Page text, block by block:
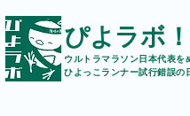
ぴよラボ！
ウルトラマラソン日本代表を
ひよっこランナー試行錯誤の